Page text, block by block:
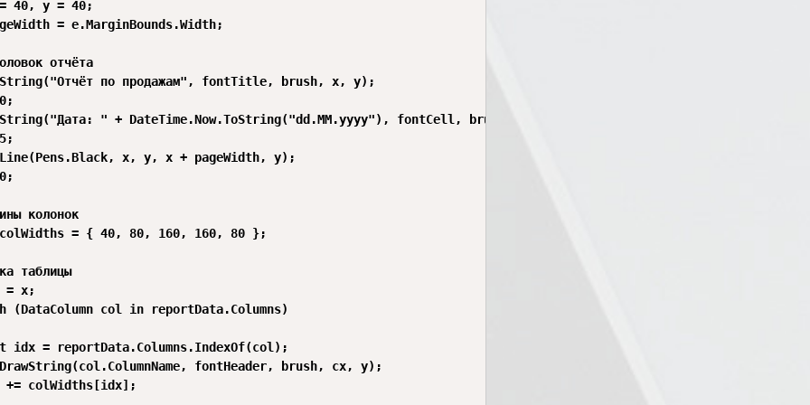
40, y = 40;
= e.MarginBounds.Width;
отчёта
по продажам", fontTitle, brush, x, y);
" + DateTime.Now.ToString("dd.MM.yyyy"), fontCell, brush, x, y);
x, y, x + pageWidth, y);
колонок
= { 40, 80, 160, 160, 80 };
таблицы
= x;
(DataColumn col in reportData.Columns)
idx = reportData.Columns.IndexOf(col);
fontHeader, brush, cx, y);
+= colWidths[idx];